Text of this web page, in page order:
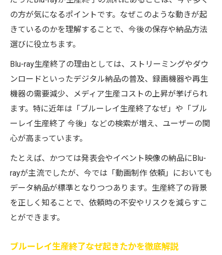
の方が気になるポイントです。なぜこのような動きが起
きているのかを理解することで、今後の保存や納品方法
選びに役立ちます。
Blu-ray生産終了の理由としては、ストリーミングやダウ
ンロードといったデジタル納品の普及、録画機器や再生
機器の需要減少、メディア生産コストの上昇が挙げられ
ます。特に近年は「ブルーレイ生産終了なぜ」や「ブル
ーレイ生産終了 今後」などの検索が増え、ユーザーの関
心が高まっています。
たとえば、かつては発表会やイベント映像の納品にBlu-
rayが主流でしたが、今では「動画制作 依頼」においても
データ納品が標準となりつつあります。生産終了の背景
を正しく知ることで、依頼時の不安やリスクを減らすこ
とができます。
ブルーレイ生産終了なぜ起きたかを徹底解説